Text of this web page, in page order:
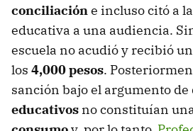
conciliacióne incluso citó a
educativa a una audiencia.
escuela no acudió y recibió
los 4,000 pesos.
sanción bajo el argumento de
educativos no constituían